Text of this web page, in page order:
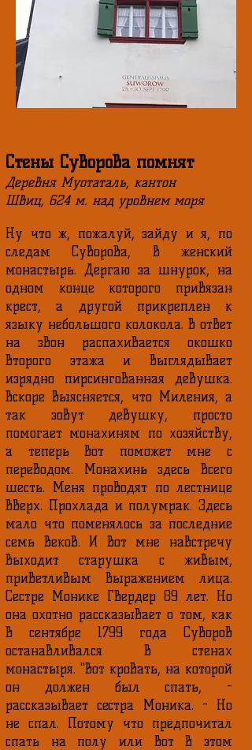
Стены Суворова помнят
Деревня Муотаталь, кантон
Швиц, 624 м. над уровнем моря
Ну что ж, пожалуй, зайду и я, по
следам Суворова, в женский
монастырь. Дергаю за шнурок, на
одном конце которого привязан
крест, а другой прикреплен к
языку небольшого колокола. В ответ
на звон распахивается окошко
второго этажа и выглядывает
изрядно пирсингованная девушка.
Вскоре выясняется, что Миления, а
так зовут девушку, просто
помогает монахиням по хозяйству,
а теперь вот поможет мне с
переводом. Монахинь здесь всего
шесть. Меня проводят по лестнице
вверх. Прохлада и полумрак. Здесь
мало что поменялось за последние
семь веков. И вот мне навстречу
выходит старушка с живым,
приветливым выражением лица.
Сестре Монике Гвердер 89 лет. Но
она охотно рассказывает о том, как
в сентябре 1799 года Суворов
останавливался в стенах
монастыря. "Вот кровать, на которой
он должен был спать, -
рассказывает сестра Моника. - Но
не спал. Потому что предпочитал
спать на полу или вот в этом